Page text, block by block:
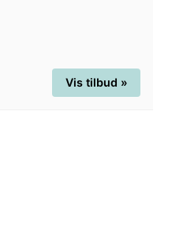
Vis tilbud »